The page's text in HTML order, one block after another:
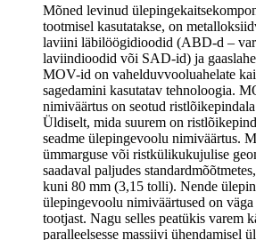
Mõned levinud
tootmisel kasutatakse, on
laviini läbilöögidioodid (ABD-d –
laviindioodid või SAD-id) ja
MOV-id on vahelduvvooluahelate
sagedamini kasutatav tehnoloogia.
nimiväärtus on seotud
Üldiselt, mida suurem on
seadme ülepingevoolu nimiväärtus.
ümmarguse või ristkülikukujulise
saadaval paljudes
kuni 80 mm (3,15 tolli). Nende
ülepingevoolu nimiväärtused on
tootjast. Nagu selles peatükis varem
paralleelsesse massiivi ühendamisel